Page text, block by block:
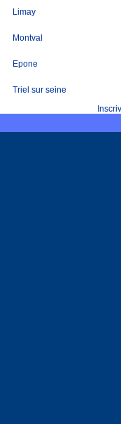
Limay
Montval
Epone
Triel sur seine